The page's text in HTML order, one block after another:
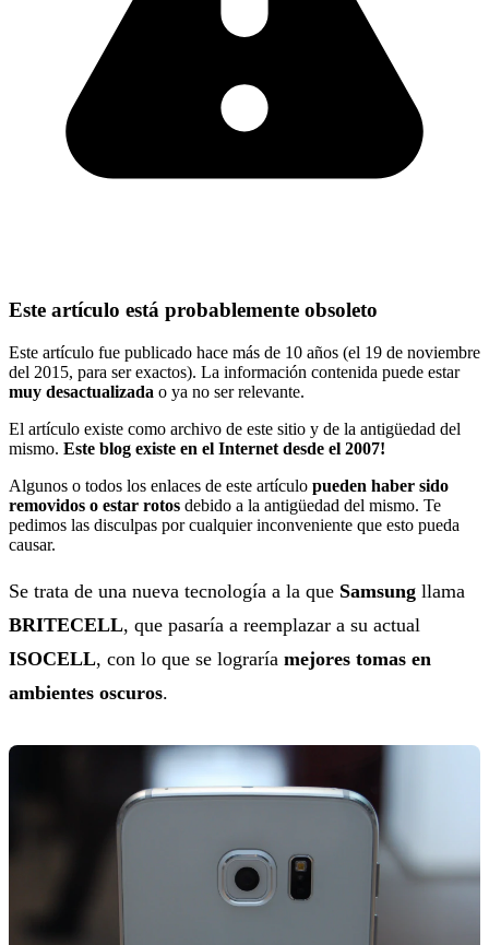
Este artículo está probablemente obsoleto
Este artículo fue publicado hace más de 10 años (el 19 de noviembre
del 2015, para ser exactos). La información contenida puede estar
muy desactualizada o ya no ser relevante.
El artículo existe como archivo de este sitio y de la antigüedad del
mismo. Este blog existe en el Internet desde el 2007!
Algunos o todos los enlaces de este artículo pueden haber sido
removidos o estar rotos debido a la antigüedad del mismo. Te
pedimos las disculpas por cualquier inconveniente que esto pueda
causar.
Se trata de una nueva tecnología a la que Samsung llama
BRITECELL, que pasaría a reemplazar a su actual
ISOCELL, con lo que se lograría mejores tomas en
ambientes oscuros.